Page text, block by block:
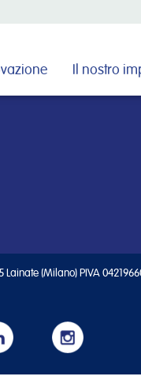
Il nostro
(Milano) PIVA